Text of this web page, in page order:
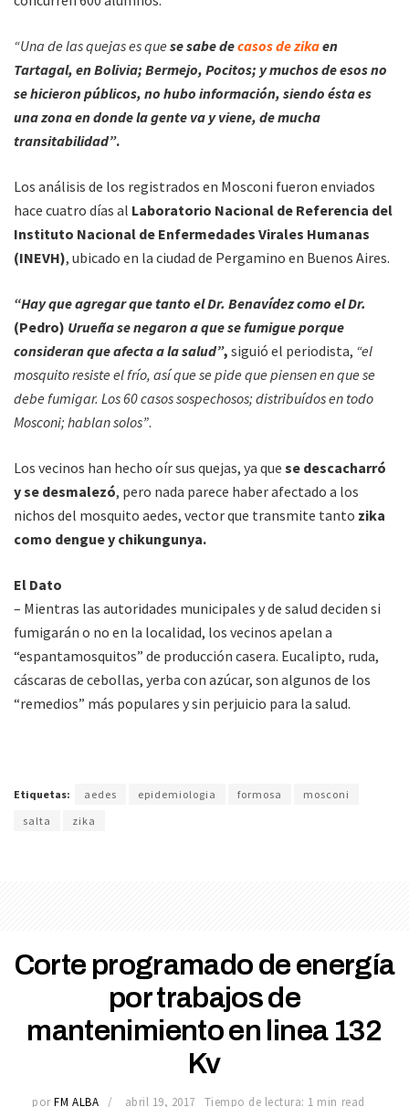
“Una de las quejas es que se sabe decasos de zikaen
Tartagal, en Bolivia; Bermejo, Pocitos; y muchos de esos no
se hicieron públicos, no hubo información, siendo ésta es
una zona en donde la gente va y viene, de mucha
transitabilidad”.
Los análisis de los registrados en Mosconi fueron enviados
hace cuatro días al Laboratorio Nacional de Referencia del
Instituto Nacional de Enfermedades Virales Humanas
(INEVH), ubicado en la ciudad de Pergamino en Buenos Aires.
“Hay que agregar que tanto el Dr. Benavídez como el Dr.
(Pedro) Urueña se negaron a que se fumigue porque
consideran que afecta a la salud”, siguió el periodista, “el
mosquito resiste el frío, así que se pide que piensen en que se
debe fumigar. Los 60 casos sospechosos; distribuídos en todo
Mosconi; hablan solos”.
Los vecinos han hecho oír sus quejas, ya que se descacharró
y se desmalezó, pero nada parece haber afectado a los
nichos del mosquito aedes, vector que transmite tanto zika
como dengue y chikungunya.
El Dato
– Mientras las autoridades municipales y de salud deciden si
fumigarán o no en la localidad, los vecinos apelan a
“espantamosquitos” de producción casera. Eucalipto, ruda,
cáscaras de cebollas, yerba con azúcar, son algunos de los
“remedios” más populares y sin perjuicio para la salud.
Etiquetas: aedes epidemiologia formosa
mosconi
salta
zika
Corte programado de energía
por trabajos de
mantenimiento en linea 132
Kv
por FM ALBA abril 19, 2017 Tiempo de lectura: 1 min read